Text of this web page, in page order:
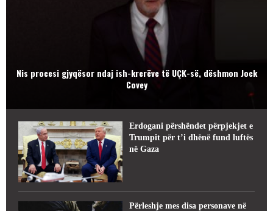
Nis procesi gjyqësor ndaj ish-krerëve të UÇK-së, dëshmon Jock
Covey
Erdogani përshëndet përpjekjet e
Trumpit për t’i dhënë fund luftës
në Gaza
Përleshje mes disa personave në